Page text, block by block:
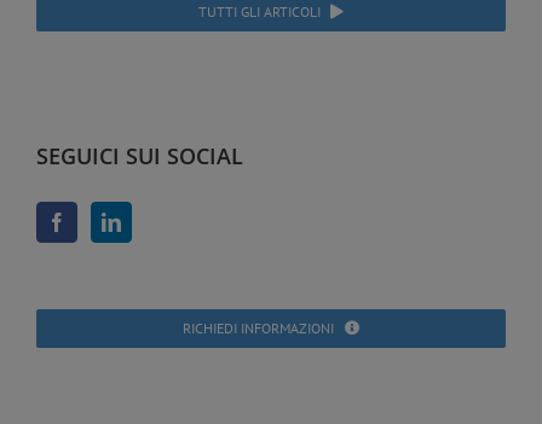
TUTTI GLI ARTICOLI
SEGUICI SUI SOCIAL
RICHIEDI INFORMAZIONI